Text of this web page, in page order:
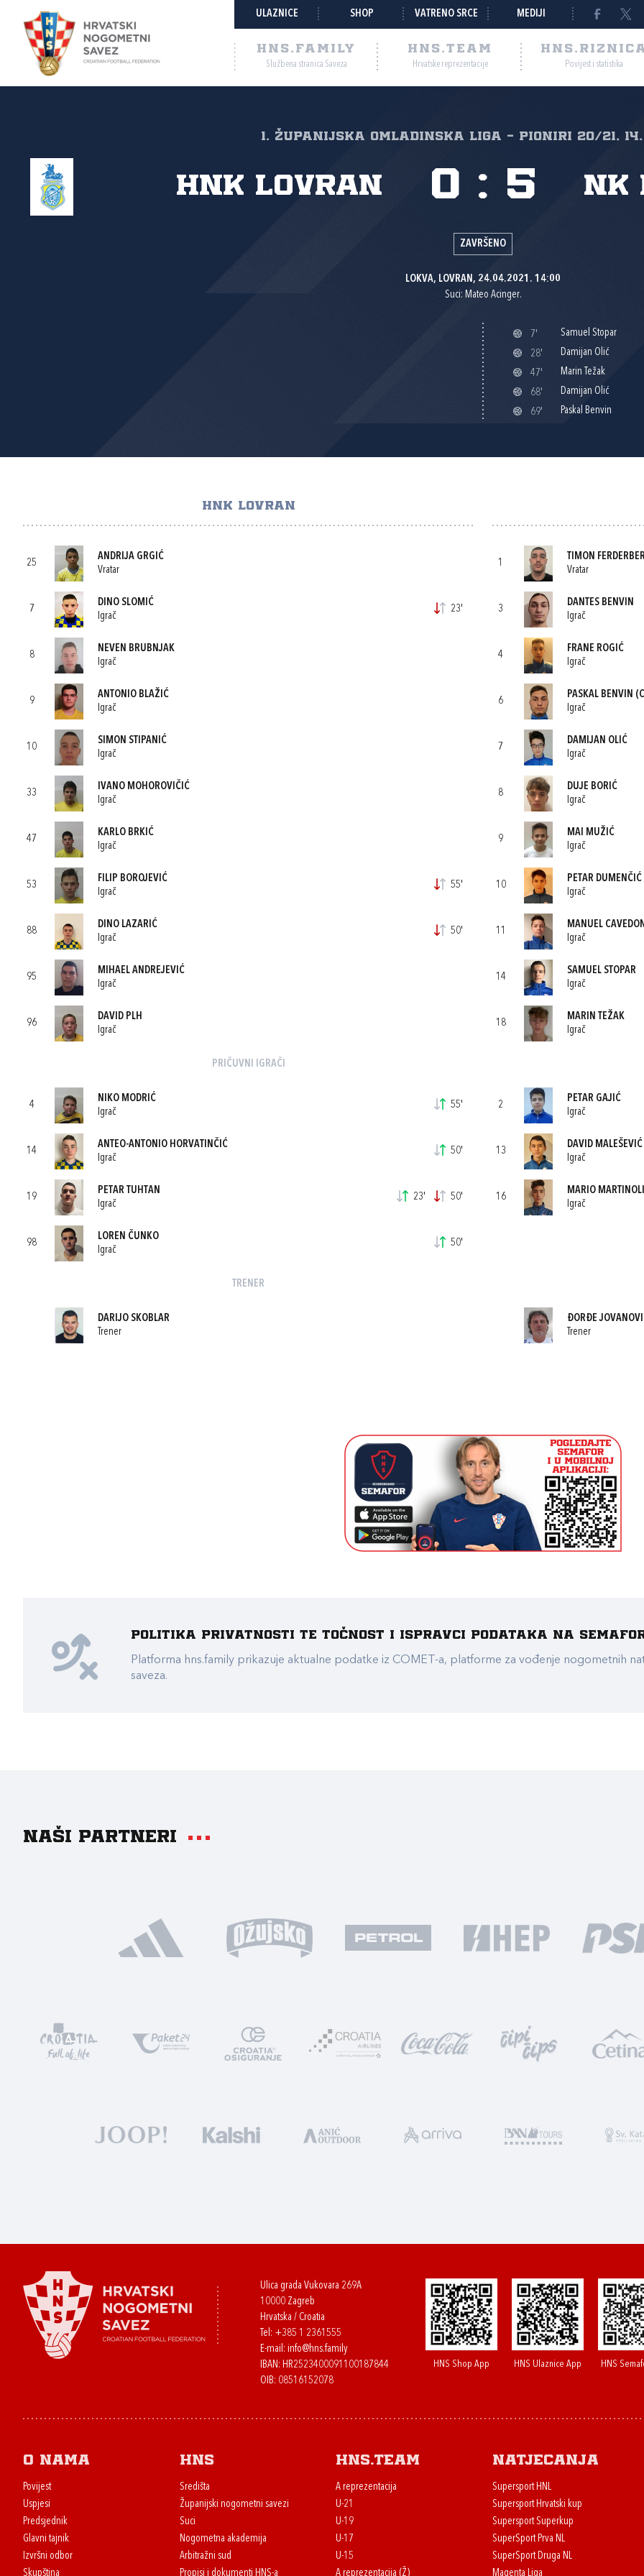
ULAZNICE SHOP VATRENO SRCE MEDIJI
HNS.FAMILY
Službena stranica Saveza
HNS.TEAM
Hrvatske reprezentacije Povijest i statistika
1. Županijska omladinska liga - pioniri 20/21,
HNK Lovran 0 : 5
ZAVRŠENO
LOKVA, LOVRAN, 24.04.2021. 14:00
Suci: Mateo Acinger.
7'
Samuel Stopar
28'
Damijan Olić
47'
Marin Težak
68'
Damijan Olić
69'
Paskal Benvin
HNK LOVRAN
25
ANDRIJA GRGIĆ
Vratar
7
DINO SLOMIĆ
Igrač
23'
8
NEVEN BRUBNJAK
Igrač
9
ANTONIO BLAŽIĆ
Igrač
10
SIMON STIPANIĆ
Igrač
33
IVANO MOHOROVIČIĆ
Igrač
47
KARLO BRKIĆ
Igrač
53
FILIP BOROJEVIĆ
Igrač
55'
88
DINO LAZARIĆ
Igrač
50'
95
MIHAEL ANDREJEVIĆ
Igrač
96
DAVID PLH
Igrač
PRIČUVNI IGRAČI
4
NIKO MODRIĆ
Igrač
55'
14
ANTEO-ANTONIO HORVATINČIĆ
Igrač
50'
19
PETAR TUHTAN
Igrač
23' 50'
98
LOREN ČUNKO
Igrač
50'
TRENER
DARIJO SKOBLAR
Trener
1
TIMON
Vratar
3
DANTES BENVIN
Igrač
4
FRANE ROGIĆ
Igrač
6
PASKAL BENVIN
Igrač
7
DAMIJAN OLIĆ
Igrač
8
DUJE BORIĆ
Igrač
9
MAI MUŽIĆ
Igrač
10
PETAR DUMENČIĆ
Igrač
11
MANUEL
Igrač
14
SAMUEL STOPAR
Igrač
18
MARIN TEŽAK
Igrač
2
PETAR GAJIĆ
Igrač
13
DAVID MALEŠEVIĆ
Igrač
16
MARIO
Igrač
ĐORĐE
Trener
Politika privatnosti te točnost i ispravci podataka na
Platforma hns.family prikazuje aktualne podatke iz COMET-a, platforme za vođenje nogometnih
saveza.
Naši partneri
Ulica grada Vukovara 269A
10000 Zagreb
Hrvatska / Croatia
Tel: +385 1 2361555
E-mail: info@hns.family
IBAN: HR2523400091100187844
OIB: 08516152078
HNS Shop App HNS Ulaznice App HNS
O nama
Povijest
Uspjesi
Predsjednik
Glavni tajnik
Izvršni odbor
Skupština
HNS
Središta
Županijski nogometni savezi
Suci
Nogometna akademija
Arbitražni sud
Propisi i dokumenti HNS-a
HNS.team
A reprezentacija
U-21
U-19
U-17
U-15
A reprezentacija (Ž)
Natjecanja
Supersport HNL
Supersport Hrvatski kup
Supersport Superkup
SuperSport Prva NL
SuperSport Druga NL
Magenta Liga